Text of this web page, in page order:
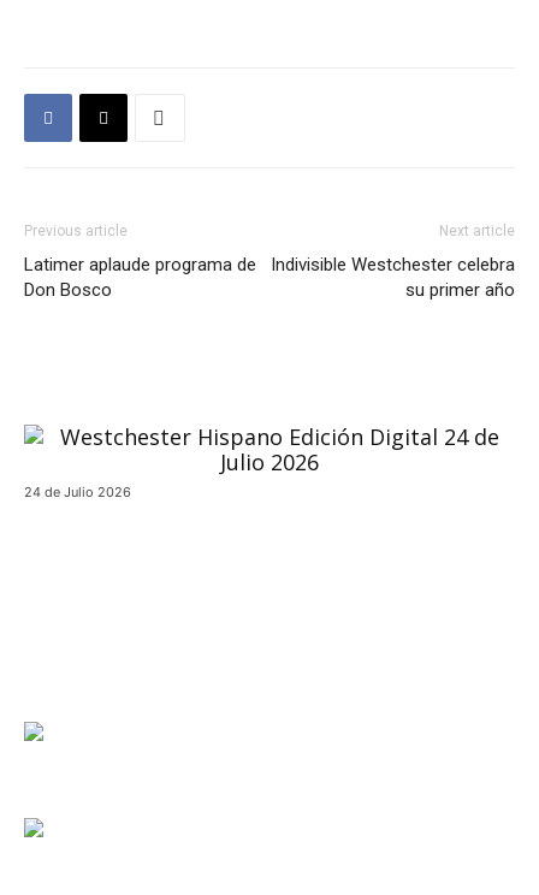
Previous article
Latimer aplaude programa de
Don Bosco
Next article
Indivisible Westchester celebra
su primer año
24 de Julio 2026